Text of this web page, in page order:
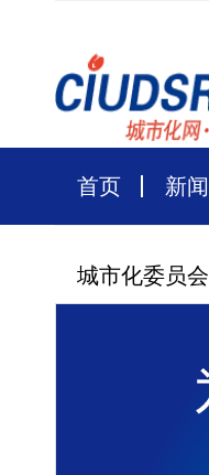
首页 新闻
城市化委员会